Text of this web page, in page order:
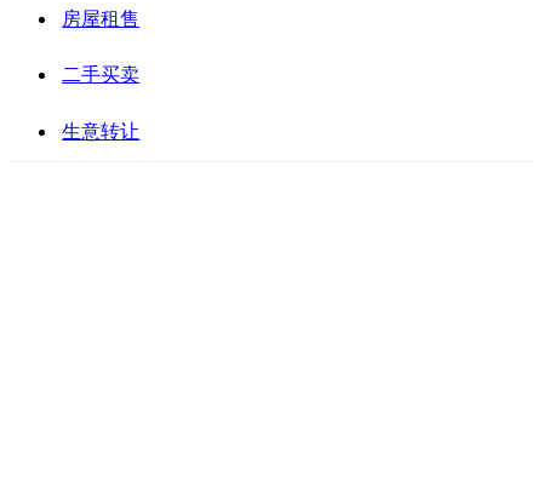
房屋租售
二手买卖
生意转让